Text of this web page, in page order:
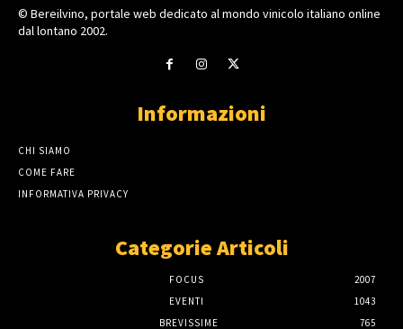
© Bereilvino, portale web dedicato al mondo vinicolo italiano online
dal lontano 2002.
Informazioni
CHI SIAMO
COME FARE
INFORMATIVA PRIVACY
Categorie Articoli
FOCUS
2007
EVENTI
1043
BREVISSIME
765